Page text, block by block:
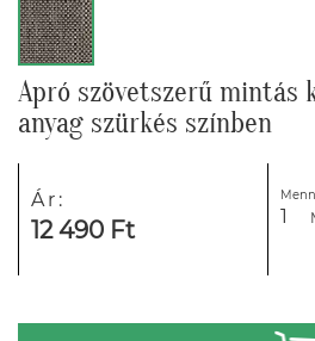
Apró szövetszerű mintás
anyag szürkés színben
Ár:
12 490 Ft